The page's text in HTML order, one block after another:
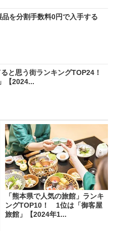
を分割手数料0円で入手する
と思う街ランキングTOP24！
【2024...
「熊本県で人気の旅館」ランキ
ングTOP10！ 1位は「御客屋
旅館」【2024年1...